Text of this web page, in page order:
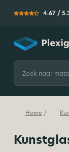
4.67 /
Plexiglas
Zoeken
naar:
Home /